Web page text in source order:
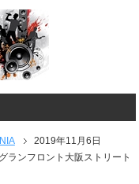
2019年11月6日
ランフロント大阪ストリート